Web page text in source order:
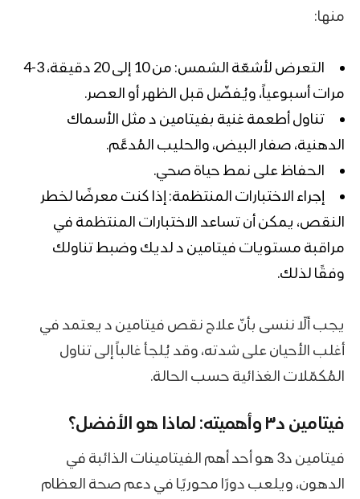
منها:
التعرض لأشعّة الشمس: من 10 إلى 20 دقيقة، 3-4
مرات أسبوعياً، ويُفضّل قبل الظهر أو العصر.
تناول أطعمة غنية بفيتامين د مثل الأسماك
الدهنية، صفار البيض، والحليب المُدعَّم.
الحفاظ على نمط حياة صحي.
إجراء الاختبارات المنتظمة: إذا كنت معرضًا لخطر
النقص، يمكن أن تساعد الاختبارات المنتظمة في
مراقبة مستويات فيتامين د لديك وضبط تناولك
وفقًا لذلك.
يجب ألّا ننسى بأنّ علاج نقص فيتامين د يعتمد في
أغلب الأحيان على شدته، وقد يُلجأ غالباً إلى تناول
المُكمّلات الغذائية حسب الحالة.
فيتامين د٣ وأهميته: لماذا هو الأفضل؟
فيتامين د3 هو أحد أهم الفيتامينات الذائبة في
الدهون، ويلعب دورًا محوريًا في دعم صحة العظام